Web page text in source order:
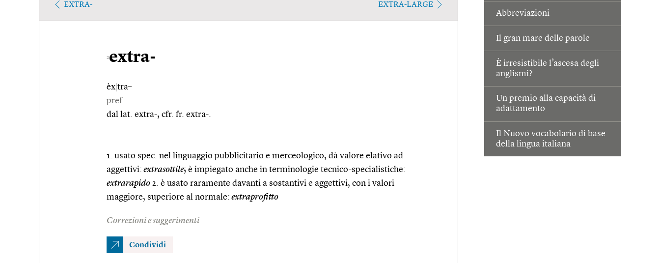
Abbreviazioni
Il gran mare delle parole
È irresistibile l’ascesa degli
anglismi?
Un premio alla capacità di
adattamento
Il Nuovo vocabolario di base
della lingua italiana
EXTRA- EXTRA-LARGE
2extra-
èx tra–
pref.
dal lat. extra-, cfr. fr. extra-.
1. usato spec. nel linguaggio pubblicitario e merceologico, dà valore elativo ad
aggettivi: extrasottile; è impiegato anche in terminologie tecnico-specialistiche:
extrarapido 2. è usato raramente davanti a sostantivi e aggettivi, con i valori
maggiore, superiore al normale: extraprofitto
Correzioni e suggerimenti
Condividi